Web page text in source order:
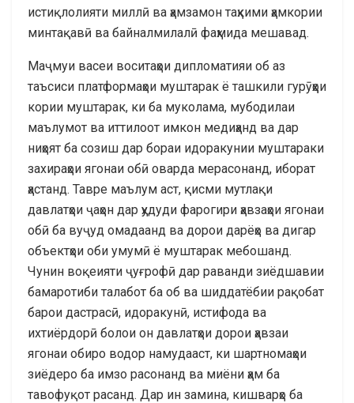
истиқлолияти миллӣ ва ҳамзамон таҳкими ҳамкории
минтақавӣ ва байналмилалӣ фаҳмида мешавад.
Маҷмуи васеи воситаҳои дипломатияи об аз
таъсиси платформаҳои муштарак ё ташкили гурӯҳҳои
кории муштарак, ки ба муколама, мубодилаи
маълумот ва иттилоот имкон медиҳанд ва дар
ниҳоят ба созиш дар бораи идоракунии муштараки
захираҳои ягонаи обӣ оварда мерасонанд, иборат
ҳастанд. Тавре маълум аст, қисми мутлақи
давлатҳои ҷаҳон дар ҳудуди фарогири ҳавзаҳои ягонаи
обӣ ба вуҷуд омадаанд ва дорои дарёҳо ва дигар
объектҳои оби умумӣ ё муштарак мебошанд.
Чунин воқеияти ҷуғрофӣ дар раванди зиёдшавии
бамаротиби талабот ба об ва шиддатёбии рақобат
барои дастрасӣ, идоракунӣ, истифода ва
ихтиёрдорӣ болои он давлатҳои дорои ҳавзаи
ягонаи обиро водор намудааст, ки шартномаҳои
зиёдеро ба имзо расонанд ва миёни ҳам ба
тавофуқот расанд. Дар ин замина, кишварҳо ба